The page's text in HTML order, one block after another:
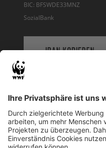
verwenden wir
Analysetools,
und Ihre
erhalten, wird der
folgende
Daten über Sie
Kontakt-/
BIC: BFSWDE33MNZ
SozialBank
IBAN KOPIEREN
WWF Deutschland
Reinhardtstr. 18